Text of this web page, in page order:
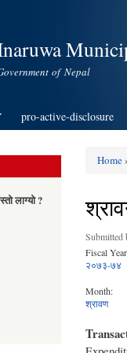
of Nepal
pro-active-disclosure
लाग्यो ?
You
Home
Submitted
Fiscal
२०७३-७४
Month:
श्रावण